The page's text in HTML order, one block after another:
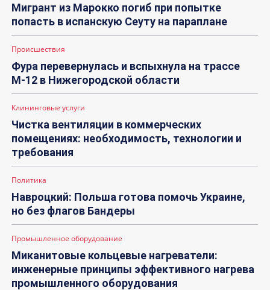
Мигрант из Марокко погиб при попытке
попасть в испанскую Сеуту на параплане
Происшествия
Фура перевернулась и вспыхнула на трассе
М-12 в Нижегородской области
Клининговые услуги
Чистка вентиляции в коммерческих
помещениях: необходимость, технологии и
требования
Политика
Навроцкий: Польша готова помочь Украине,
но без флагов Бандеры
Промышленное оборудование
Миканитовые кольцевые нагреватели:
инженерные принципы эффективного нагрева
промышленного оборудования